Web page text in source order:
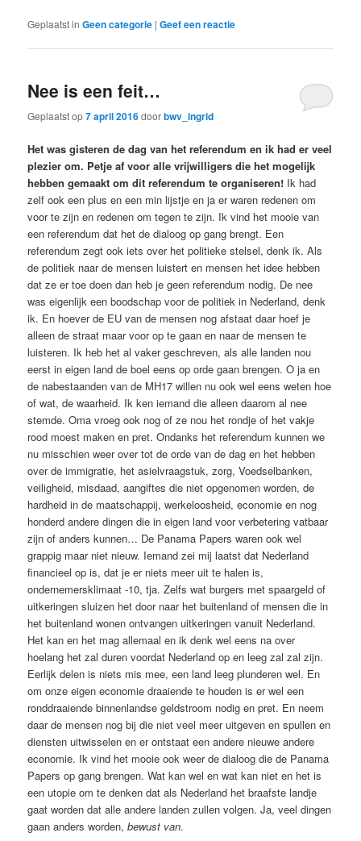
Geplaatst in Geen categorie |Geef een reactie
Nee is een feit…
Geplaatst op7 april 2016doorbwv_ingrid
Het was gisteren de dag van het referendum en ik had er veel
plezier om. Petje af voor alle vrijwilligers die het mogelijk
hebben gemaakt om dit referendum te organiseren! Ik had
zelf ook een plus en een min lijstje en ja er waren redenen om
voor te zijn en redenen om tegen te zijn. Ik vind het mooie van
een referendum dat het de dialoog op gang brengt. Een
referendum zegt ook iets over het politieke stelsel, denk ik. Als
de politiek naar de mensen luistert en mensen het idee hebben
dat ze er toe doen dan heb je geen referendum nodig. De nee
was eigenlijk een boodschap voor de politiek in Nederland, denk
ik. En hoever de EU van de mensen nog afstaat daar hoef je
alleen de straat maar voor op te gaan en naar de mensen te
luisteren. Ik heb het al vaker geschreven, als alle landen nou
eerst in eigen land de boel eens op orde gaan brengen. O ja en
de nabestaanden van de MH17 willen nu ook wel eens weten hoe
of wat, de waarheid. Ik ken iemand die alleen daarom al nee
stemde. Oma vroeg ook nog of ze nou het rondje of het vakje
rood moest maken en pret. Ondanks het referendum kunnen we
nu misschien weer over tot de orde van de dag en het hebben
over de immigratie, het asielvraagstuk, zorg, Voedselbanken,
veiligheid, misdaad, aangiftes die niet opgenomen worden, de
hardheid in de maatschappij, werkeloosheid, economie en nog
honderd andere dingen die in eigen land voor verbetering vatbaar
zijn of anders kunnen… De Panama Papers waren ook wel
grappig maar niet nieuw. Iemand zei mij laatst dat Nederland
financieel op is, dat je er niets meer uit te halen is,
ondernemersklimaat -10, tja. Zelfs wat burgers met spaargeld of
uitkeringen sluizen het door naar het buitenland of mensen die in
het buitenland wonen ontvangen uitkeringen vanuit Nederland.
Het kan en het mag allemaal en ik denk wel eens na over
hoelang het zal duren voordat Nederland op en leeg zal zal zijn.
Eerlijk delen is niets mis mee, een land leeg plunderen wel. En
om onze eigen economie draaiende te houden is er wel een
ronddraaiende binnenlandse geldstroom nodig en pret. En neem
daar de mensen nog bij die niet veel meer uitgeven en spullen en
diensten uitwisselen en er ontstaat een andere nieuwe andere
economie. Ik vind het mooie ook weer de dialoog die de Panama
Papers op gang brengen. Wat kan wel en wat kan niet en het is
een utopie om te denken dat als Nederland het braafste landje
gaat worden dat alle andere landen zullen volgen. Ja, veel dingen
gaan anders worden,bewust van.